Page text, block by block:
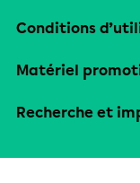
Conditions
Matériel
Recherche et